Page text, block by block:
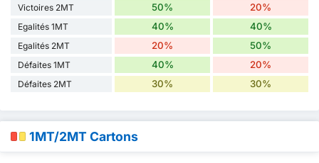
Victoires 2MT 50% 20%
Egalités 1MT 40% 40%
Egalités 2MT 20% 50%
Défaites 1MT 40% 20%
Défaites 2MT 30% 30%
1MT/2MT Cartons